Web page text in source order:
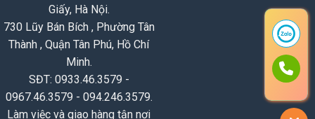
Giấy, Hà Nội.
730 Lũy Bán Bích , Phường Tân
Thành , Quận Tân Phú, Hồ Chí
Minh.
SĐT: 0933.46.3579 -
0967.46.3579 - 094.246.3579.
Làm việc và giao hàng tận nơi